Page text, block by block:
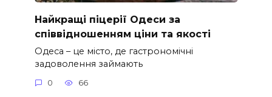
Найкращі піцерії Одеси за
співвідношенням ціни та якості
Одеса – це місто, де гастрономічні
задоволення займають
0 66